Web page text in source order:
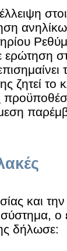
ζητεί το
και
ο
δήλωσε: